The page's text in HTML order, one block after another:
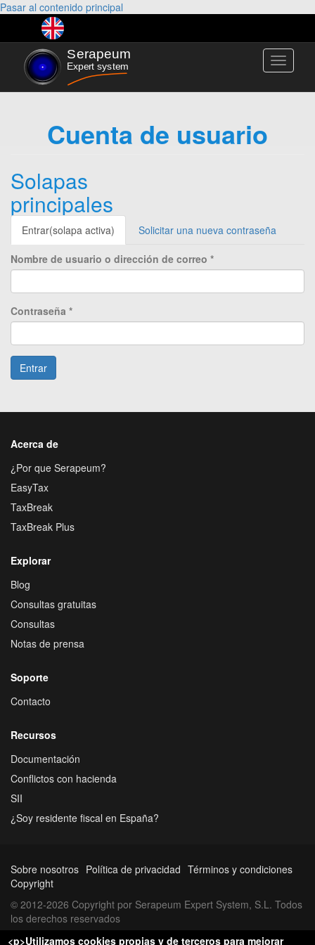
Pasar al contenido principal
Toggle
Cuenta de usuario
Solapas
principales
Entrar(solapa activa) Solicitar una nueva contraseña
Nombre de usuario o dirección de correo *
Contraseña *
Entrar
Acerca de
¿Por que Serapeum?
EasyTax
TaxBreak
TaxBreak Plus
Explorar
Blog
Consultas gratuitas
Consultas
Notas de prensa
Soporte
Contacto
Recursos
Documentación
Conflictos con hacienda
SII
¿Soy residente fiscal en España?
Sobre nosotros Política de privacidad Términos y condiciones
Copyright
© 2012-2026 Copyright por Serapeum Expert System, S.L. Todos
los derechos reservados
<p>Utilizamos cookies propias y de terceros para mejorar